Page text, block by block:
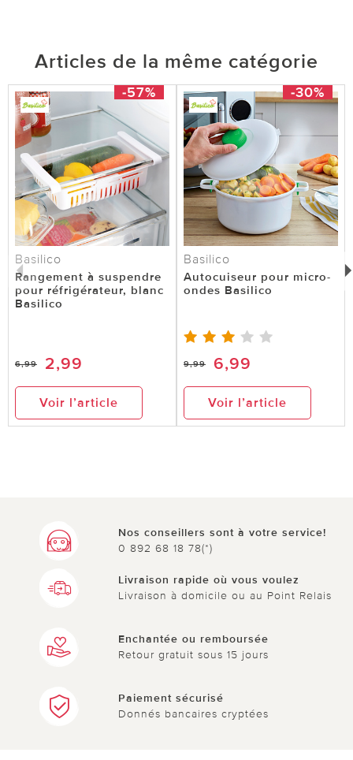
Articles de la même catégorie
-57%
Basilico
Rangement à suspendre
pour réfrigérateur, blanc
Basilico
6,99 2,99
Voir l’article
-30%
Basilico
Autocuiseur pour micro-
ondes Basilico
9,99 6,99
Voir l’article
Nos conseillers sont à votre service!
0 892 68 18 78(*)
Livraison rapide où vous voulez
Livraison à domicile ou au Point Relais
Enchantée ou remboursée
Retour gratuit sous 15 jours
Paiement sécurisé
Donnés bancaires cryptées